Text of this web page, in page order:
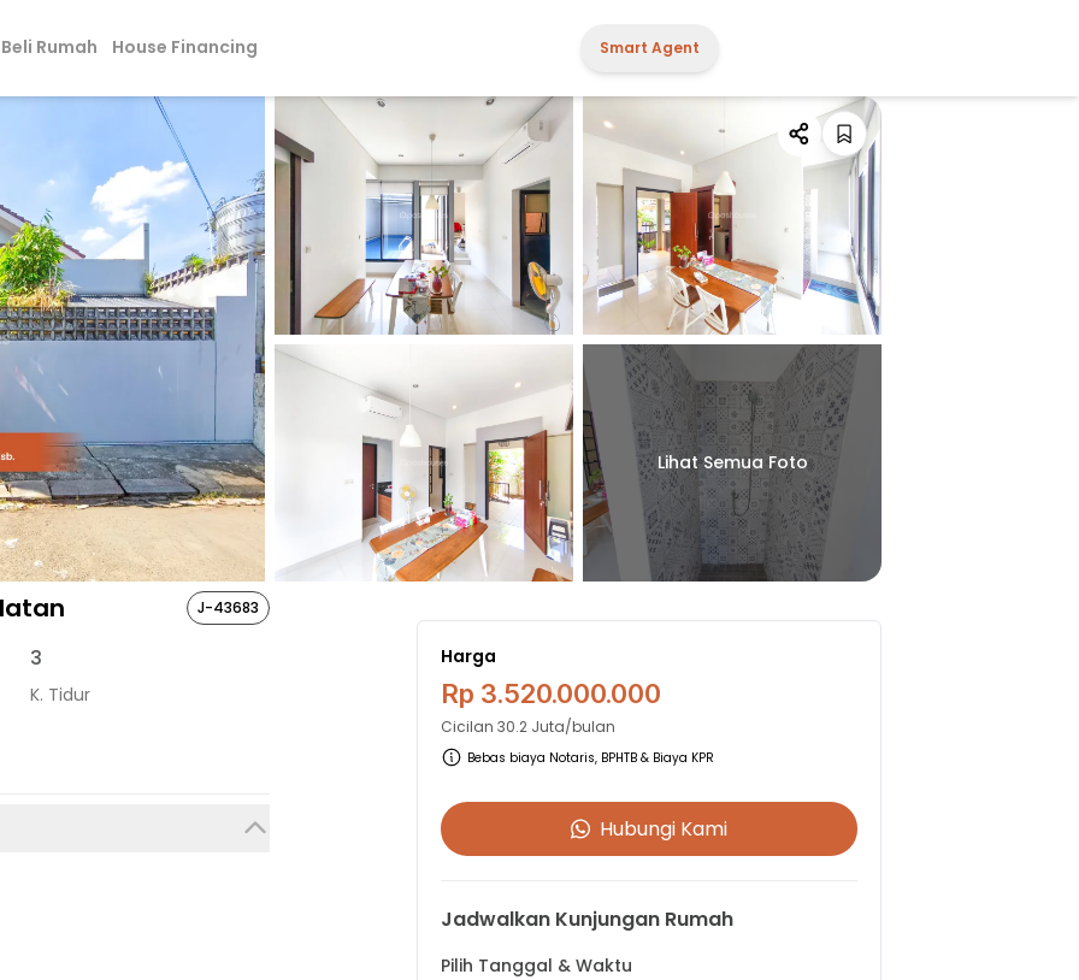
Beli Rumah House Financing Smart Agent
Lihat Semua Foto
J-43683
3
K. Tidur
Harga
Rp 3.520.000.000
Cicilan30.2 Juta/bulan
Bebas biaya Notaris, BPHTB & Biaya KPR
Hubungi Kami
Jadwalkan Kunjungan Rumah
Pilih Tanggal & Waktu